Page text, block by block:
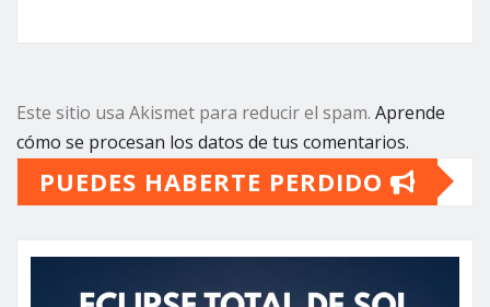
Este sitio usa Akismet para reducir el spam. Aprende
cómo se procesan los datos de tus comentarios.
PUEDES HABERTE PERDIDO